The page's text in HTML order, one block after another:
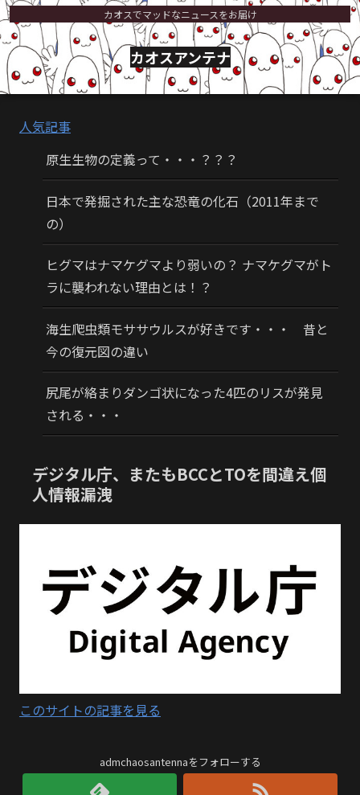
カオスでマッドなニュースをお届け
カオスアンテナ
人気記事
原生生物の定義って・・・？？？
日本で発掘された主な恐竜の化石（2011年まで
の）
ヒグマはナマケグマより弱いの？ ナマケグマがト
ラに襲われない理由とは！？
海生爬虫類モササウルスが好きです・・・ 昔と
今の復元図の違い
尻尾が絡まりダンゴ状になった4匹のリスが発見
される・・・
デジタル庁、またもBCCとTOを間違え個
人情報漏洩
このサイトの記事を見る
admchaosantennaをフォローする